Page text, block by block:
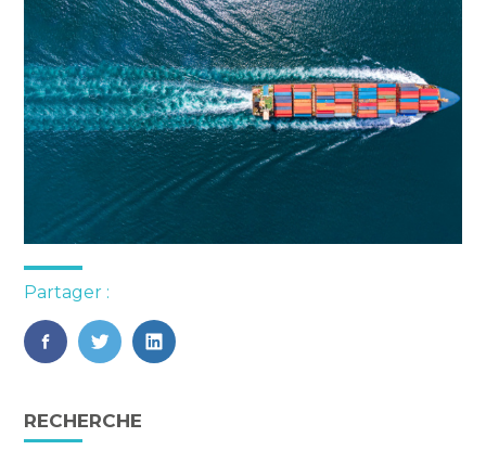
Partager :
FaceBook
TwitterLinkedIn
Blog
sidebar
RECHERCHE